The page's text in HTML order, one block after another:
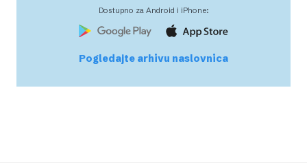
Dostupno za Android i iPhone:
Pogledajte arhivu naslovnica